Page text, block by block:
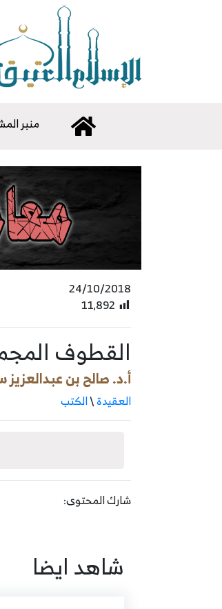
منبر
24/10/2018
11٬892
القطوف
أ.د. صالح بن
العقيدة\الكتب
شارك المحتوى:
شاهد ايضا